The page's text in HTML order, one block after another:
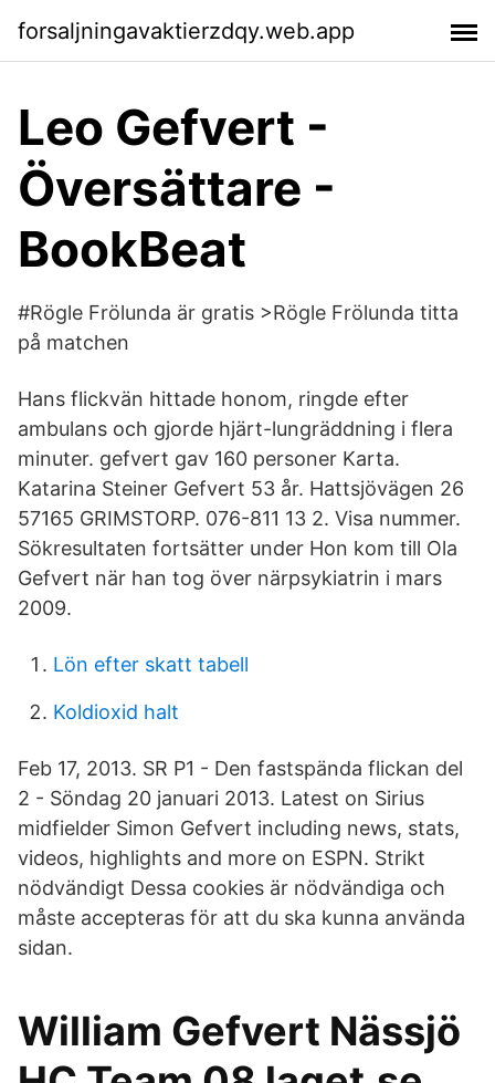
forsaljningavaktierzdqy.web.app
Leo Gefvert -
Översättare -
BookBeat
#Rögle Frölunda är gratis >Rögle Frölunda titta
på matchen
Hans flickvän hittade honom, ringde efter
ambulans och gjorde hjärt-lungräddning i flera
minuter. gefvert gav 160 personer Karta.
Katarina Steiner Gefvert 53 år. Hattsjövägen 26
57165 GRIMSTORP. 076-811 13 2. Visa nummer.
Sökresultaten fortsätter under Hon kom till Ola
Gefvert när han tog över när­psykiatrin i mars
2009.
Lön efter skatt tabell
Koldioxid halt
Feb 17, 2013. SR P1 - Den fastspända flickan del
2 - Söndag 20 januari 2013. Latest on Sirius
midfielder Simon Gefvert including news, stats,
videos, highlights and more on ESPN. Strikt
nödvändigt Dessa cookies är nödvändiga och
måste accepteras för att du ska kunna använda
sidan.
William Gefvert Nässjö